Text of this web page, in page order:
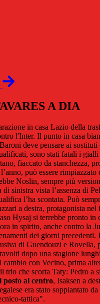
A DIA
in casa Lazio della
l'Inter. Il punto in casa
deve pensare ai
sono stati fatali i gialli
fiaccato da stanchezza,
può essere rimpiazzato
Noslin, sempre più
di sinistra vista l’assenza di
l’ha scontata. Può
a destra, protagonista nel
Hysaj si terrebbe pronto in
in spirito, anche contro la
dei giorni precedenti.
di Guendouzi e Rovella,
dopo una stagione
cambio con Vecino, prima
trio che scorta Taty: Pedro a
al centro, Isaksen a
era stato soppiantato
tattica".